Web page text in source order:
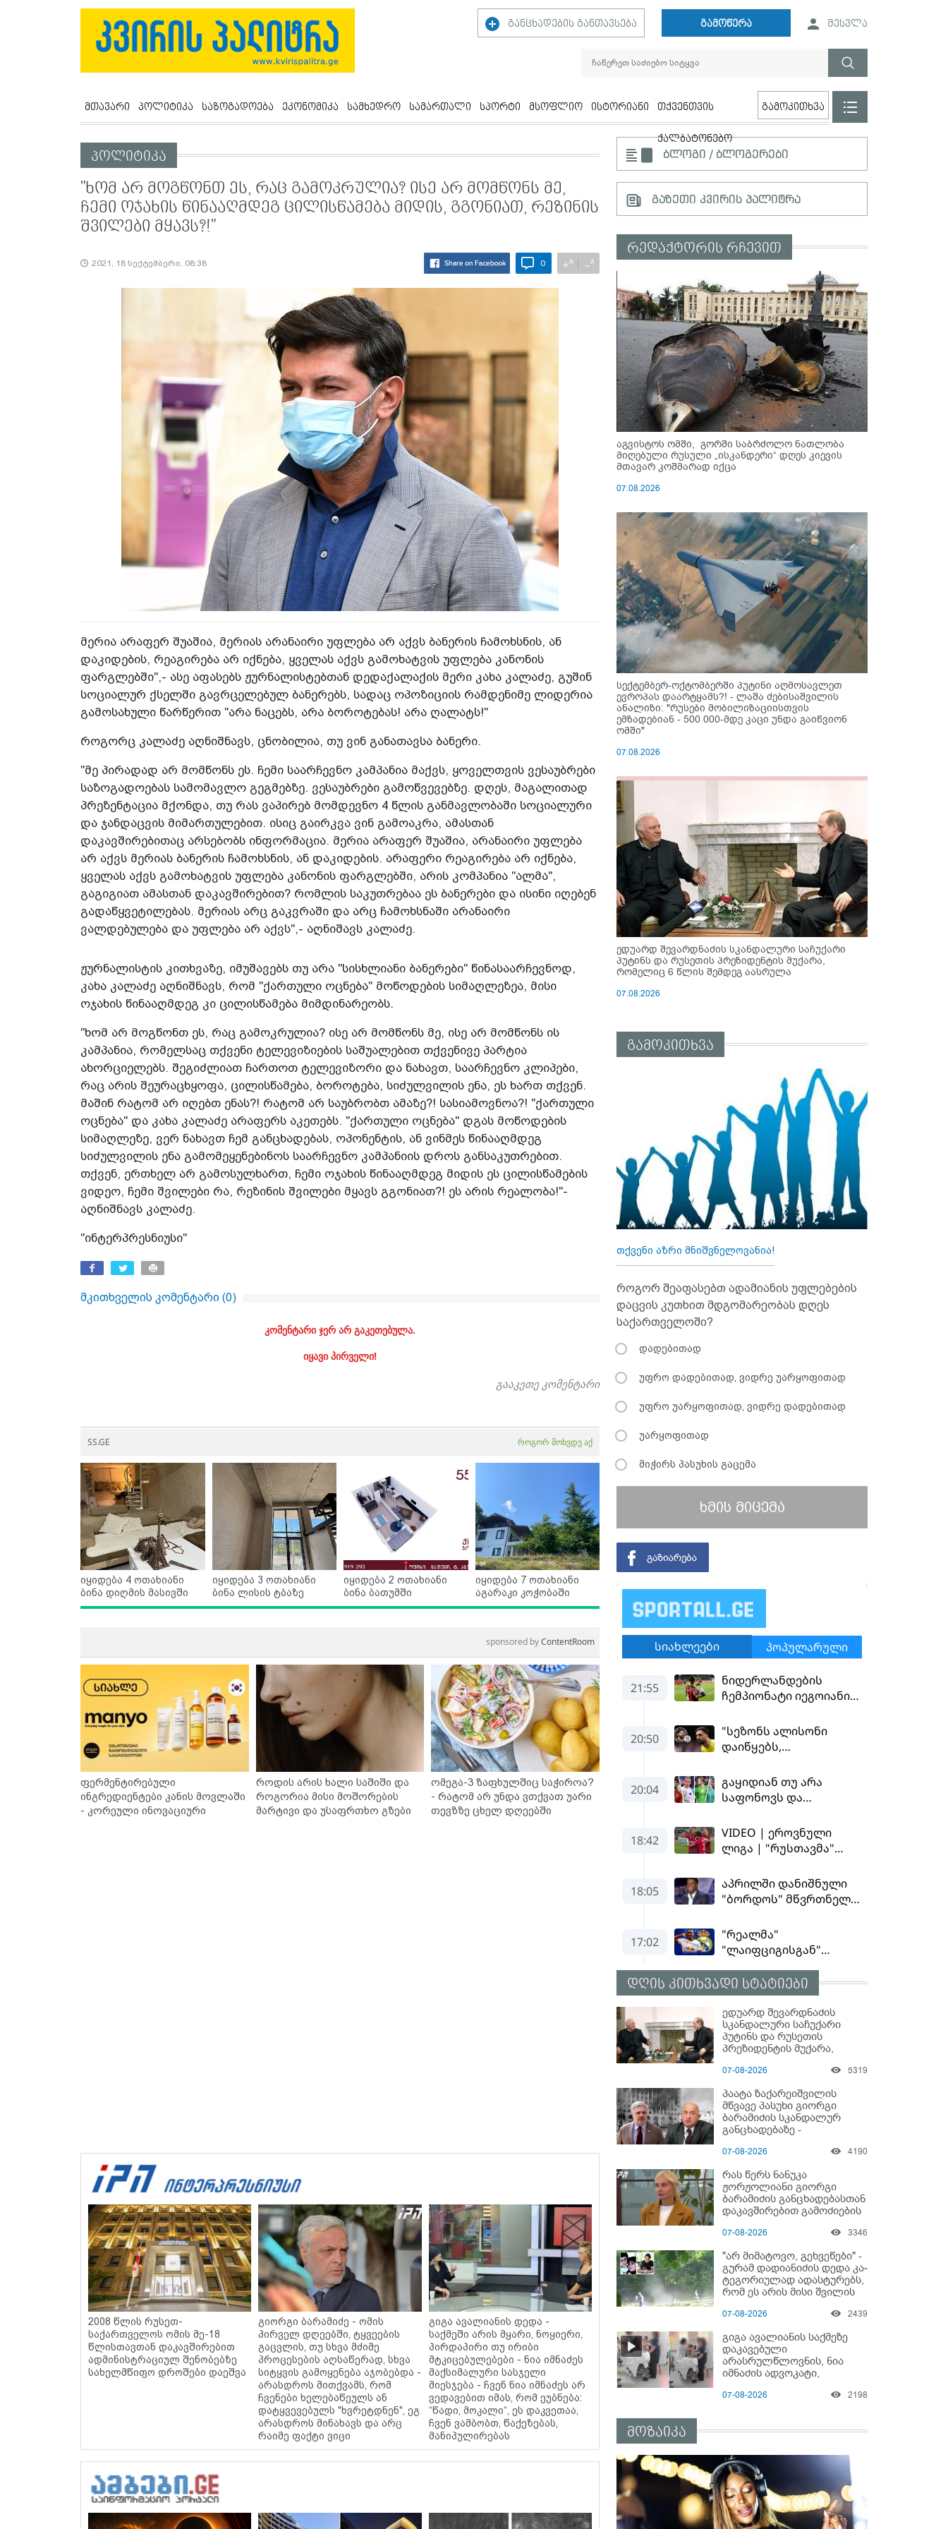
განცხადების განთავსება გამოწერა შესვლა
მთავარი პოლიტიკა საზოგადოება ეკონომიკა სამხედრო სამართალი სპორტი მსოფლიო ისტორიანი თქვენთვის
ქალბატონებო
გამოკითხვა
პოლიტიკა
"ხომ არ მოგწონთ ეს, რაც გამოკრულია? ისე არ მომწონს მე,
ჩემი ოჯახის წინააღმდეგ ცილისწამება მიდის, გგონიათ, რეზინის
შვილები მყავს?!"
2021, 18 სექტემბერი, 08:38 0 +A −A
მერია არაფერ შუაშია, მერიას არანაირი უფლება არ აქვს ბანერის ჩამოხსნის, ან
დაკიდების, რეაგირება არ იქნება, ყველას აქვს გამოხატვის უფლება კანონის
ფარგლებში",- ასე აფასებს ჟურნალისტებთან დედაქალაქის მერი კახა კალაძე, გუშინ
სოციალურ ქსელში გავრცელებულ ბანერებს, სადაც ოპოზიციის რამდენიმე ლიდერია
გამოსახული წარწერით "არა ნაცებს, არა ბოროტებას! არა ღალატს!"
როგორც კალაძე აღნიშნავს, ცნობილია, თუ ვინ განათავსა ბანერი.
"მე პირადად არ მომწონს ეს. ჩემი საარჩევნო კამპანია მაქვს, ყოველთვის ვესაუბრები
საზოგადოებას სამომავლო გეგმებზე. ვესაუბრები გამოწვევებზე. დღეს, მაგალითად
პრეზენტაცია მქონდა, თუ რას ვაპირებ მომდევნო 4 წლის განმავლობაში სოციალური
და ჯანდაცვის მიმართულებით. ისიც გაირკვა ვინ გამოაკრა, ამასთან
დაკავშირებითაც არსებობს ინფორმაცია. მერია არაფერ შუაშია, არანაირი უფლება
არ აქვს მერიას ბანერის ჩამოხსნის, ან დაკიდების. არაფერი რეაგირება არ იქნება,
ყველას აქვს გამოხატვის უფლება კანონის ფარგლებში, არის კომპანია "ალმა",
გაგიგიათ ამასთან დაკავშირებით? რომლის საკუთრებაა ეს ბანერები და ისინი იღებენ
გადაწყვეტილებას. მერიას არც გაკვრაში და არც ჩამოხსნაში არანაირი
ვალდებულება და უფლება არ აქვს",- აღნიშავს კალაძე.
ჟურნალისტის კითხვაზე, იმუშავებს თუ არა "სისხლიანი ბანერები" წინასაარჩევნოდ,
კახა კალაძე აღნიშნავს, რომ "ქართული ოცნება" მოწოდების სიმაღლეზეა, მისი
ოჯახის წინააღმდეგ კი ცილისწამება მიმდინარეობს.
"ხომ არ მოგწონთ ეს, რაც გამოკრულია? ისე არ მომწონს მე, ისე არ მომწონს ის
კამპანია, რომელსაც თქვენი ტელევიზიების საშუალებით თქვენივე პარტია
ახორციელებს. შეგიძლიათ ჩართოთ ტელევიზორი და ნახავთ, საარჩევნო კლიპები,
რაც არის შეურაცხყოფა, ცილისწამება, ბოროტება, სიძულვილის ენა, ეს ხართ თქვენ.
მაშინ რატომ არ იღებთ ენას?! რატომ არ საუბრობთ ამაზე?! სასიამოვნოა?! "ქართული
ოცნება" და კახა კალაძე არაფერს აკეთებს. "ქართული ოცნება" დგას მოწოდების
სიმაღლეზე, ვერ ნახავთ ჩემ განცხადებას, ოპონენტის, ან ვინმეს წინააღმდეგ
სიძულვილის ენა გამომეყენებინოს საარჩევნო კამპანიის დროს განსაკუთრებით.
თქვენ, ერთხელ არ გამოსულხართ, ჩემი ოჯახის წინააღმდეგ მიდის ეს ცილისწამების
ვიდეო, ჩემი შვილები რა, რეზინის შვილები მყავს გგონიათ?! ეს არის რეალობა!"-
აღნიშნავს კალაძე.
"ინტერპრესნიუსი"
მკითხველის კომენტარი (0)
კომენტარი ჯერ არ გაკეთებულა.
იყავი პირველი!
გააკეთე კომენტარი
SS.GE როგორ მოხვდე აქ
იყიდება 4 ოთახიანი
ბინა დიღმის მასივში
იყიდება 3 ოთახიანი
ბინა ლისის ტბაზე
იყიდება 2 ოთახიანი
ბინა ბათუმში
იყიდება 7 ოთახიანი
აგარაკი კოჭობაში
sponsored byContentRoom
ფერმენტირებული
ინგრედიენტები კანის მოვლაში
- კორეული ინოვაციური
როდის არის ხალი საშიში და
როგორია მისი მოშორების
მარტივი და უსაფრთხო გზები
ომეგა-3 ზაფხულშიც საჭიროა?
- რატომ არ უნდა ვთქვათ უარი
თევზზე ცხელ დღეებში
2008 წლის რუსეთ-
საქართველოს ომის მე-18
წლისთავთან დაკავშირებით
ადმინისტრაციულ შენობებზე
სახელმწიფო დროშები დაეშვა
გიორგი ბარამიძე - ომის
პირველ დღეებში, ტყვეების
გაცვლის, თუ სხვა მძიმე
პროცესების აღსაწერად, სხვა
სიტყვის გამოყენება აჯობებდა -
არასდროს მითქვამს, რომ
ჩვენები ხელებაწეულს ან
დატყვევებულს "ხვრეტდნენ", ეგ
არასდროს მინახავს და არც
რაიმე ფაქტი ვიცი
გიგა ავალიანის დედა -
საქმეში არის მყარი, ნოყიერი,
პირდაპირი თუ ირიბი
მტკიცებულებები - ნია იმნაძეს
მაქსიმალური სასჯელი
მიესჯება - ჩვენ ნია იმნაძეს არ
ვედავებით იმას, რომ ეუბნება:
“წადი, მოკალი“, ეს დაკვეთაა,
ჩვენ ვამბობთ, წაქეზებას,
მანიპულირებას
ბლოგი / ბლოგერები
გაზეთი კვირის პალიტრა
რედაქტორის რჩევით
აგვისტოს ომში, გორში საბრძოლო ნათლობა
მიღებული რუსული „ისკანდერი“ დღეს კიევის
მთავარ კოშმარად იქცა
07.08.2026
სექტემბერ-ოქტომბერში პუტინი აღმოსავლეთ
ევროპას დაარტყამს?! - ლაშა ძებისაშვილის
ანალიზი: "რუსები მობი­ლიზაციისთვის
ემზადებიან - 500 000-მდე კაცი უნდა გაიწვიონ
ომში"
07.08.2026
ედუარდ შევარდნაძის სკანდალური საჩუქარი
პუტინს და რუსეთის პრეზიდენტის მუქარა,
რომელიც 6 წლის შემდეგ აასრულა
07.08.2026
გამოკითხვა
თქვენი აზრი მნიშვნელოვანია!
როგორ შეაფასებთ ადამიანის უფლებების
დაცვის კუთხით მდგომარეობას დღეს
საქართველოში?
დადებითად
უფრო დადებითად, ვიდრე უარყოფითად
უფრო უარყოფითად, ვიდრე დადებითად
უარყოფითად
მიჭირს პასუხის გაცემა
ხმის მიცემა
დღის კითხვადი სტატიები
ედუარდ შევარდნაძის
სკანდალური საჩუქარი
პუტინს და რუსეთის
პრეზიდენტის მუქარა,
აასრულა
07-08-2026 5319
პაატა ზაქარეიშვილის
მწვავე პასუხი გიორგი
ბარამიძის სკანდალურ
განცხადებაზე -
ვიცი... კამანში მოკლული
გადმოვასვენე... ბარამიძე
კი ტყუის"
07-08-2026 4190
რას წერს ნანუკა
ჟორჟოლიანი გიორგი
ბარამიძის განცხადებასთან
დაკავშირებით გამოძიების
07-08-2026 3346
"არ მიმატოვო, გეხვეწები" -
გუ­რა­მ დადიანიძის დედა კა­
ტე­გო­რი­უ­ლად ადას­ტუ­რებს,
რომ ეს არის მისი შვი­ლის
07-08-2026 2439
გიგა ავალიანის საქმეზე
დაკავებული
არასრულწლოვნის, ნია
იმნაძის ადვოკატი,
გადაღებულ კადრებს
07-08-2026 2198
მოზაიკა